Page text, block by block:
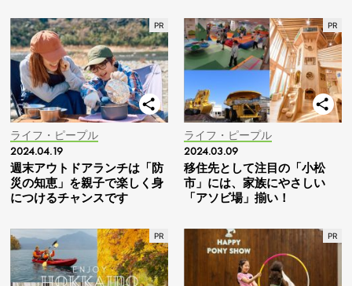
ライフ・ピープル
2024.04.19
週末アウトドアランチは「防
災の知恵」を親子で楽しく身
につけるチャンスです
ライフ・ピープル
2024.03.09
移住先として注目の「小松
市」には、家族にやさしい
「アソビ場」揃い！